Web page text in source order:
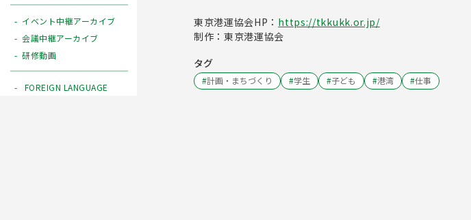
イベント中継アーカイブ
会議中継アーカイブ
研修動画
FOREIGN LANGUAGE
東京港運協会HP： https://tkkukk.or.jp/
制作：東京港運協会
タグ
#計画・まちづくり #学生 #子ども #港湾 #仕事